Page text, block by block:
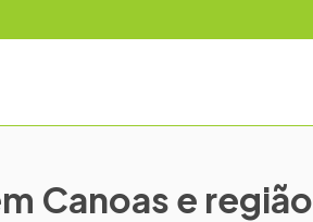
Canoas e região